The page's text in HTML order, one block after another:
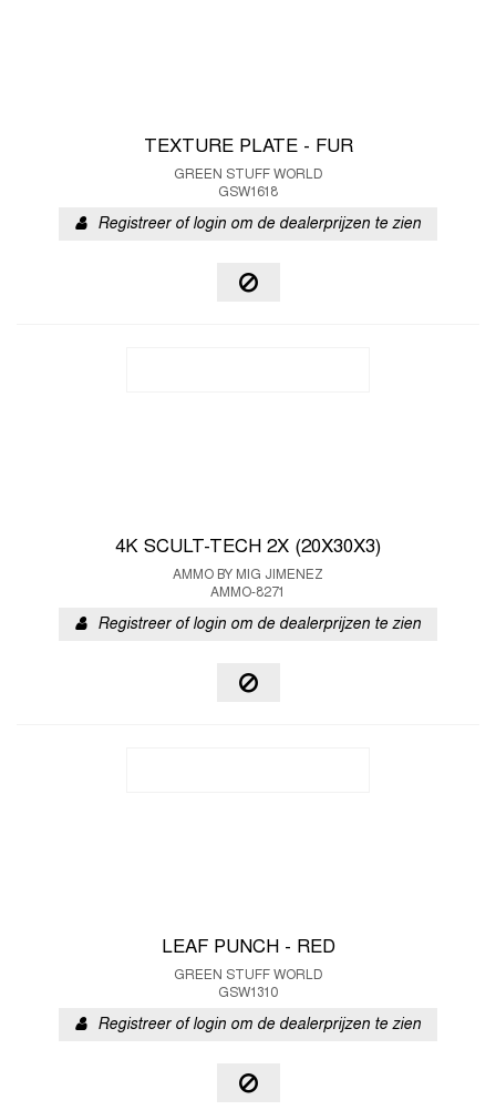
TEXTURE PLATE - FUR
GREEN STUFF WORLD
GSW1618
Registreer of login om de dealerprijzen te zien
4K SCULT-TECH 2X (20X30X3)
AMMO BY MIG JIMENEZ
AMMO-8271
Registreer of login om de dealerprijzen te zien
LEAF PUNCH - RED
GREEN STUFF WORLD
GSW1310
Registreer of login om de dealerprijzen te zien